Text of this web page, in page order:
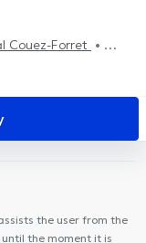
Couez-Forret
Family Charleroi
rue Dagnelies
the user from the
the moment it is